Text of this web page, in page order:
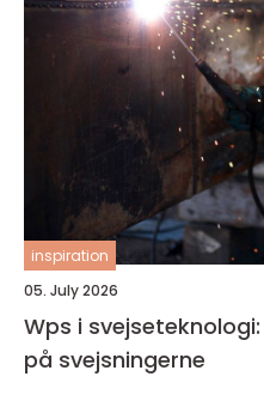
inspiration
05. July 2026
Wps i
på svejsningerne